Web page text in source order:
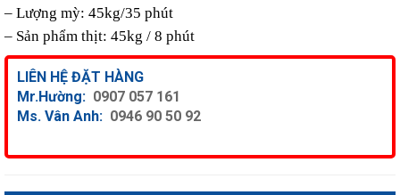
– Lượng mỳ: 45kg/35 phút
– Sản phẩm thịt: 45kg / 8 phút
LIÊN HỆ ĐẶT HÀNG
Mr.Hường: 0907 057 161
Ms. Vân Anh: 0946 90 50 92